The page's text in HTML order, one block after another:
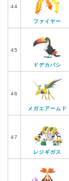
44
ファイヤー
45
ドデカバシ
46
メガエアームド
47
レジギガス